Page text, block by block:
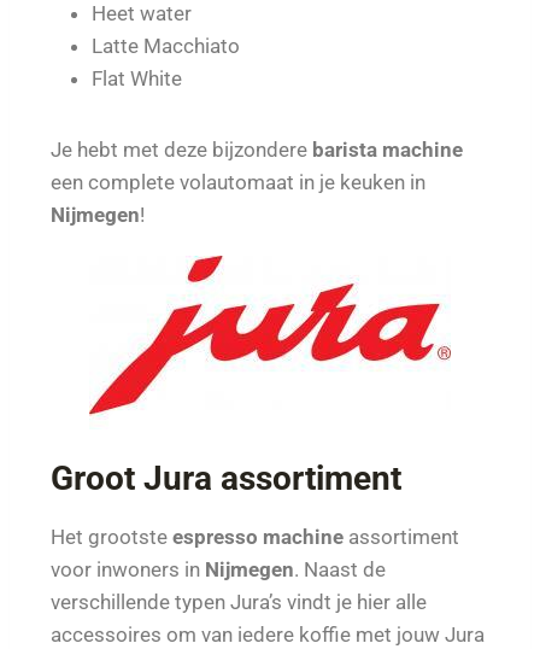
Heet water
Latte Macchiato
Flat White
Je hebt met deze bijzondere barista machine
een complete volautomaat in je keuken in
Nijmegen!
Groot Jura assortiment
Het grootste espresso machine assortiment
voor inwoners in Nijmegen. Naast de
verschillende typen Jura’s vindt je hier alle
accessoires om van iedere koffie met jouw Jura